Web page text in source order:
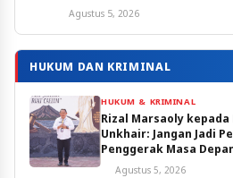
Agustus 5, 2026
HUKUM DAN KRIMINAL
HUKUM & KRIMINAL
Rizal Marsaoly kepada
Unkhair: Jangan Jadi
Penggerak Masa
Utara
Agustus 5, 2026